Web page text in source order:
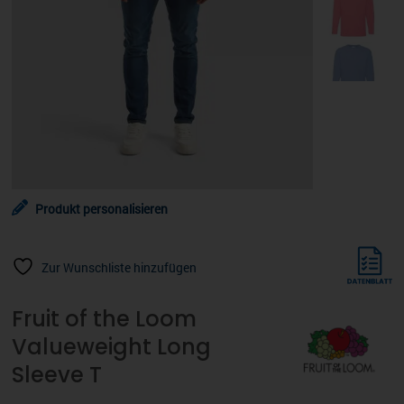
Produkt personalisieren
Zur Wunschliste hinzufügen
Fruit of the Loom
Valueweight Long
Sleeve T